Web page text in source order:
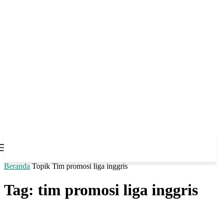
Beranda Topik Tim promosi liga inggris
Tag: tim promosi liga inggris